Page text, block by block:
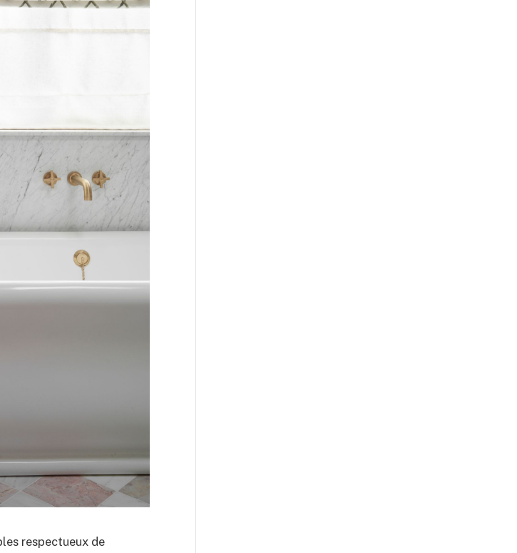
respectueux de